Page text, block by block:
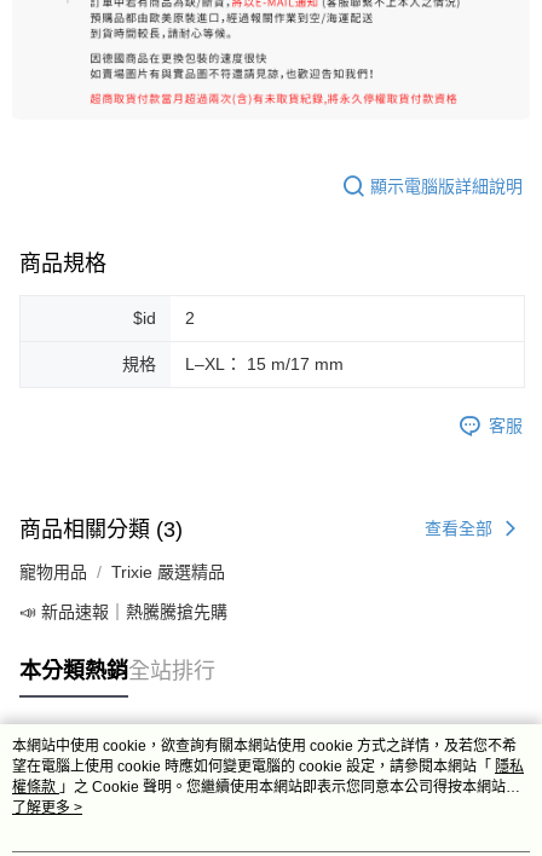
付款後門市自取
顯示電腦版詳細說明
商品規格
$id 2
規格 L–XL： 15 m/17 mm
客服
商品相關分類 (3) 查看全部
寵物用品 Trixie 嚴選精品
📣 新品速報｜熱騰騰搶先購
本分類熱銷全站排行
熱門標籤
本網站中使用 cookie，欲查詢有關本網站使用 cookie 方式之詳情，及若您不希
望在電腦上使用 cookie 時應如何變更電腦的 cookie 設定，請參閱本網站「 隱私
權條款 」之 Cookie 聲明。您繼續使用本網站即表示您同意本公司得按本網站使
用條款之 Cookie 聲明使用 cookie。
了解更多 >